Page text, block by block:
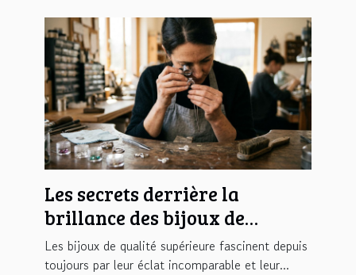
Les secrets derrière la
brillance des bijoux de
qualité supérieure
Les bijoux de qualité supérieure fascinent depuis
toujours par leur éclat incomparable et leur...